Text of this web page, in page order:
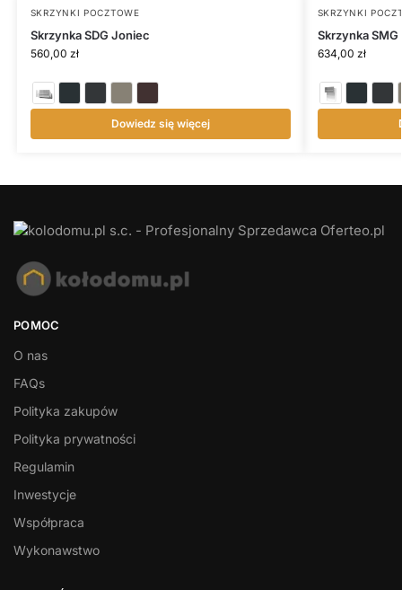
SKRZYNKI POCZTOWE
Skrzynka SDG Joniec
560,00 zł
Dowiedz się więcej
SKRZYNKI
Skrzynka
634,00 zł
POMOC
O nas
FAQs
Polityka zakupów
Polityka prywatności
Regulamin
Inwestycje
Współpraca
Wykonawstwo